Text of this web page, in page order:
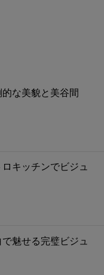
な美貌と美谷間
キッチンでビジュ
魅せる完璧ビジュ